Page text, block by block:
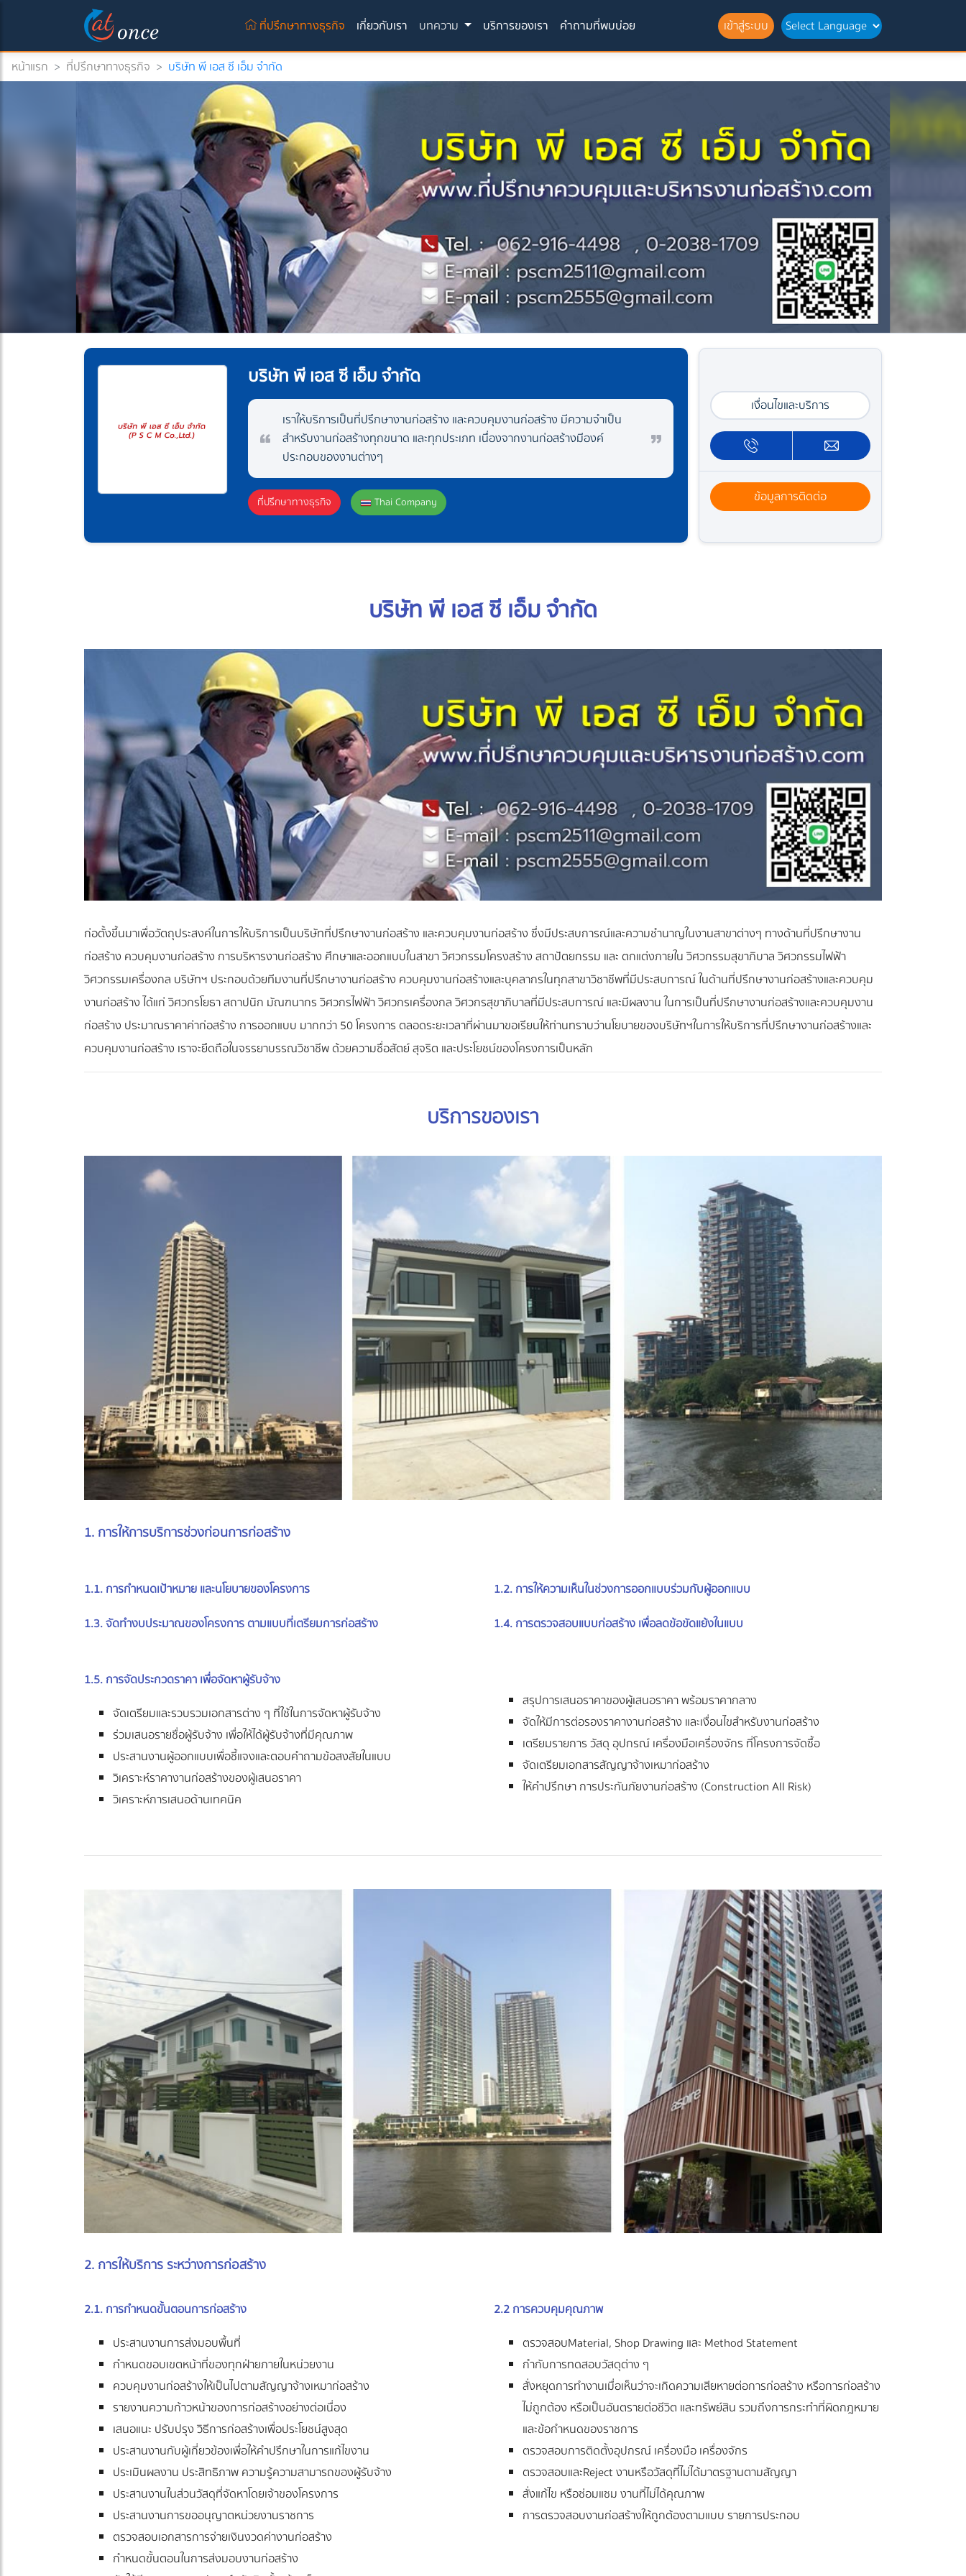
ที่ปรึกษาทางธุรกิจ (current)
เกี่ยวกับเรา บทความ บริการของเรา คำถามที่พบบ่อย เข้าสู่ระบบ
หน้าแรก > ที่ปรึกษาทางธุรกิจ > บริษัท พี เอส ซี เอ็ม จำกัด
บริษัท พี เอส ซี เอ็ม จำกัด
เราให้บริการเป็นที่ปรึกษางานก่อสร้าง และควบคุมงานก่อสร้าง มีความจำเป็น
สำหรับงานก่อสร้างทุกขนาด และทุกประเภท เนื่องจากงานก่อสร้างมีองค์
ประกอบของงานต่างๆ
ที่ปรึกษาทางธุรกิจ Thai Company
เงื่อนไขและบริการ
ข้อมูลการติดต่อ
บริษัท พี เอส ซี เอ็ม จำกัด
ก่อตั้งขึ้นมาเพื่อวัตถุประสงค์ในการให้บริการเป็นบริษัทที่ปรึกษางานก่อสร้าง และควบคุมงานก่อสร้าง ซึ่งมีประสบการณ์และความชำนาญในงานสาขาต่างๆ ทางด้านที่ปรึกษางาน
ก่อสร้าง ควบคุมงานก่อสร้าง การบริหารงานก่อสร้าง ศึกษาและออกแบบในสาขา วิศวกรรมโครงสร้าง สถาปัตยกรรม และ ตกแต่งภายใน วิศวกรรมสุขาภิบาล วิศวกรรมไฟฟ้า
วิศวกรรมเครื่องกล บริษัทฯ ประกอบด้วยทีมงานที่ปรึกษางานก่อสร้าง ควบคุมงานก่อสร้างและบุคลากรในทุกสาขาวิชาชีพที่มีประสบการณ์ ในด้านที่ปรึกษางานก่อสร้างและควบคุม
งานก่อสร้าง ได้แก่ วิศวกรโยธา สถาปนิก มัณฑนากร วิศวกรไฟฟ้า วิศวกรเครื่องกล วิศวกรสุขาภิบาลที่มีประสบการณ์ และมีผลงาน ในการเป็นที่ปรึกษางานก่อสร้างและควบคุมงาน
ก่อสร้าง ประมาณราคาค่าก่อสร้าง การออกแบบ มากกว่า 50 โครงการ ตลอดระยะเวลาที่ผ่านมาขอเรียนให้ท่านทราบว่านโยบายของบริษัทฯในการให้บริการที่ปรึกษางานก่อสร้างและ
ควบคุมงานก่อสร้าง เราจะยึดถือในจรรยาบรรณวิชาชีพ ด้วยความซื่อสัตย์ สุจริต และประโยชน์ของโครงการเป็นหลัก
บริการของเรา
1. การให้การบริการช่วงก่อนการก่อสร้าง
1.1. การกำหนดเป้าหมาย และนโยบายของโครงการ
1.3. จัดทำงบประมาณของโครงการ ตามแบบที่เตรียมการก่อสร้าง
1.2. การให้ความเห็นในช่วงการออกแบบร่วมกับผู้ออกแบบ
1.4. การตรวจสอบแบบก่อสร้าง เพื่อลดข้อขัดแย้งในแบบ
1.5. การจัดประกวดราคา เพื่อจัดหาผู้รับจ้าง
จัดเตรียมและรวบรวมเอกสารต่าง ๆ ที่ใช้ในการจัดหาผู้รับจ้าง
ร่วมเสนอรายชื่อผู้รับจ้าง เพื่อให้ได้ผู้รับจ้างที่มีคุณภาพ
ประสานงานผู้ออกแบบเพื่อชี้แจงและตอบคำถามข้อสงสัยในแบบ
วิเคราะห์ราคางานก่อสร้างของผู้เสนอราคา
วิเคราะห์การเสนอด้านเทคนิค
สรุปการเสนอราคาของผู้เสนอราคา พร้อมราคากลาง
จัดให้มีการต่อรองราคางานก่อสร้าง และเงื่อนไขสำหรับงานก่อสร้าง
เตรียมรายการ วัสดุ อุปกรณ์ เครื่องมือเครื่องจักร ที่โครงการจัดซื้อ
จัดเตรียมเอกสารสัญญาจ้างเหมาก่อสร้าง
ให้คำปรึกษา การประกันภัยงานก่อสร้าง (Construction All Risk)
2. การให้บริการ ระหว่างการก่อสร้าง
2.1. การกำหนดขั้นตอนการก่อสร้าง
ประสานงานการส่งมอบพื้นที่
กำหนดขอบเขตหน้าที่ของทุกฝ่ายภายในหน่วยงาน
ควบคุมงานก่อสร้างให้เป็นไปตามสัญญาจ้างเหมาก่อสร้าง
รายงานความก้าวหน้าของการก่อสร้างอย่างต่อเนื่อง
เสนอแนะ ปรับปรุง วิธีการก่อสร้างเพื่อประโยชน์สูงสุด
ประสานงานกับผู้เกี่ยวข้องเพื่อให้คำปรึกษาในการแก้ไขงาน
ประเมินผลงาน ประสิทธิภาพ ความรู้ความสามารถของผู้รับจ้าง
ประสานงานในส่วนวัสดุที่จัดหาโดยเจ้าของโครงการ
ประสานงานการขออนุญาตหน่วยงานราชการ
ตรวจสอบเอกสารการจ่ายเงินงวดค่างานก่อสร้าง
กำหนดขั้นตอนในการส่งมอบงานก่อสร้าง
2.2 การควบคุมคุณภาพ
ตรวจสอบMaterial, Shop Drawing และ Method Statement
กำกับการทดสอบวัสดุต่าง ๆ
สั่งหยุดการทำงานเมื่อเห็นว่าจะเกิดความเสียหายต่อการก่อสร้าง หรือการก่อสร้าง
ไม่ถูกต้อง หรือเป็นอันตรายต่อชีวิต และทรัพย์สิน รวมถึงการกระทำที่ผิดกฎหมาย
และข้อกำหนดของราชการ
ตรวจสอบการติดตั้งอุปกรณ์ เครื่องมือ เครื่องจักร
ตรวจสอบและReject งานหรือวัสดุที่ไม่ได้มาตรฐานตามสัญญา
สั่งแก้ไข หรือซ่อมแซม งานที่ไม่ได้คุณภาพ
การตรวจสอบงานก่อสร้างให้ถูกต้องตามแบบ รายการประกอบ